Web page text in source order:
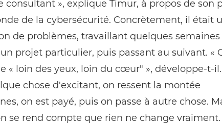
consultant », explique Timur, à propos de son
de la cybersécurité. Concrètement, il était
de problèmes, travaillant quelques semaines
projet particulier, puis passant au suivant. «
« loin des yeux, loin du cœur" », développe-t-il.
chose d'excitant, on ressent la montée
on est payé, puis on passe à autre chose.
se rend compte que rien ne change vraiment.